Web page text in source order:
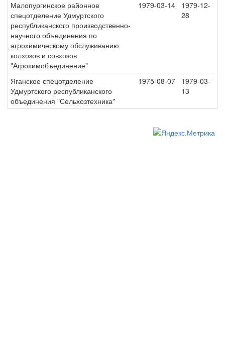
Малопургинское районное
спецотделение Удмуртского
республиканского производственно-
научного объединения по
агрохимическому обслуживанию
колхозов и совхозов
"Агрохимобъединение"
1979-03-14
1979-12-
28
Яганское спецотделение
Удмуртского республиканского
объединения "Сельхозтехника"
1975-08-07
1979-03-
13